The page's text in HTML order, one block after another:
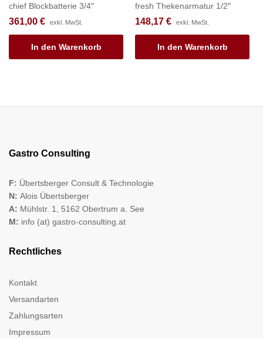
chief Blockbatterie 3/4″
361,00 € exkl. MwSt.
In den Warenkorb
fresh Thekenarmatur 1/2″
148,17 € exkl. MwSt.
In den Warenkorb
Gastro Consulting
F: Übertsberger Consult & Technologie
N: Alois Übertsberger
A: Mühlstr. 1, 5162 Obertrum a. See
M: info (at) gastro-consulting.at
Rechtliches
Kontakt
Versandarten
Zahlungsarten
Impressum